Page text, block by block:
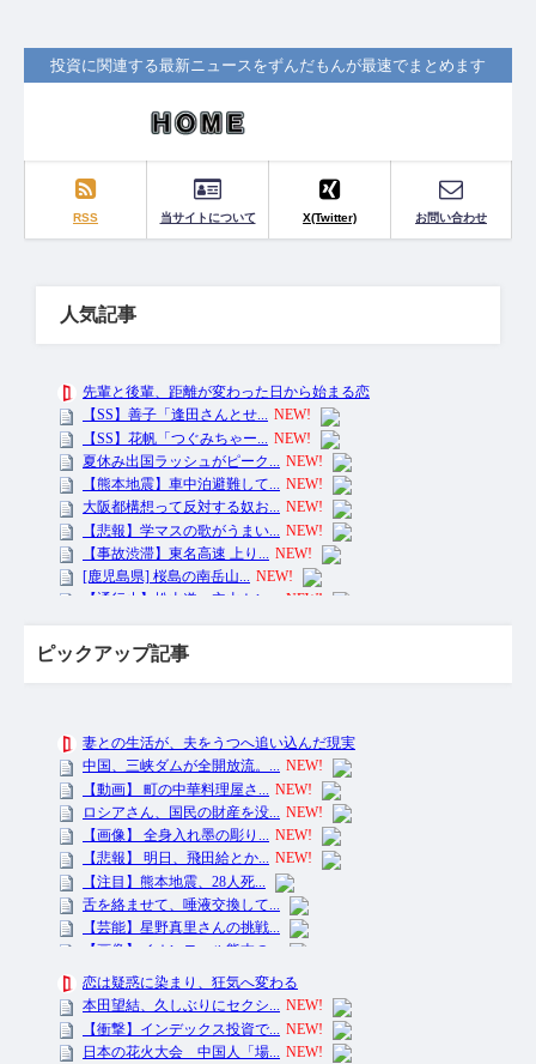
投資に関連する最新ニュースをずんだもんが最速でまとめます
RSS 当サイトについて X(Twitter) お問い合わせ
人気記事
ピックアップ記事